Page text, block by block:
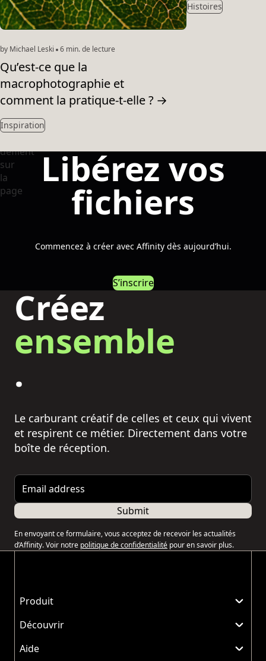
by Michael Leski 6 min. de lecture
Qu’est-ce que la
macrophotographie et
comment la pratique-t-elle ? →
Inspiration
Histoires
Libérez vos
fichiers
Commencez à créer avec Affinity dès aujourd’hui.
S’inscrire
Créez
ensemble
.
Le carburant créatif de celles et ceux qui vivent
et respirent ce métier. Directement dans votre
boîte de réception.
Email address
Submit
En envoyant ce formulaire, vous acceptez de recevoir les actualités
d’Affinity. Voir notre politique de confidentialité pour en savoir plus.
Produit
Découvrir
Aide